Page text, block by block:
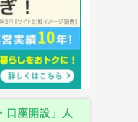
口座開設」人